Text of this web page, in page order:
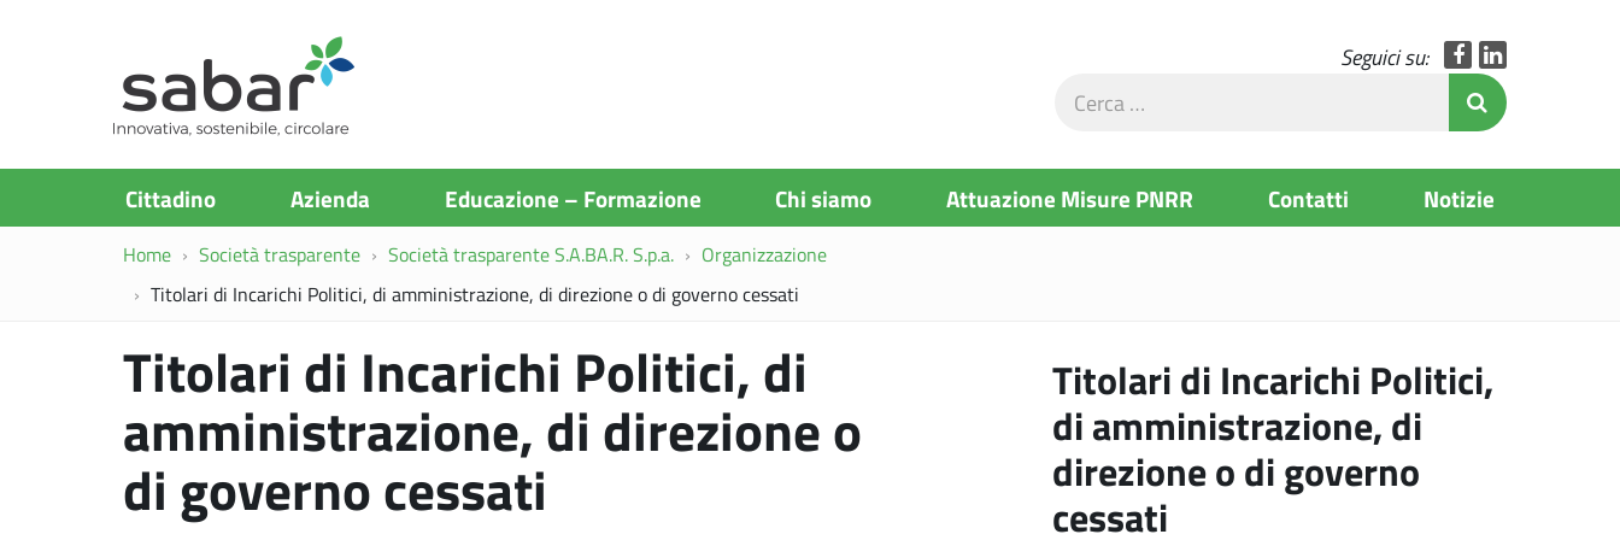
Seguici su: Facebook
Cerca
Invia Ricerca
Cittadino Azienda Educazione – Formazione Chi siamo Attuazione Misure PNRR Contatti Notizie
Home Società trasparente Società trasparente S.A.BA.R. S.p.a.
Organizzazione
Titolari di Incarichi Politici, di amministrazione, di direzione o di governo cessati
Titolari di Incarichi Politici, di
amministrazione, di direzione o
di governo cessati
Titolari di Incarichi Politici,
di amministrazione, di
direzione o di governo
cessati